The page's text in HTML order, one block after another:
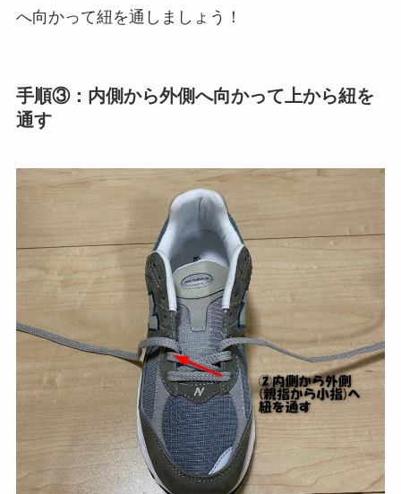
へ向かって紐を通しましょう！
手順③：内側から外側へ向かって上から紐を
通す